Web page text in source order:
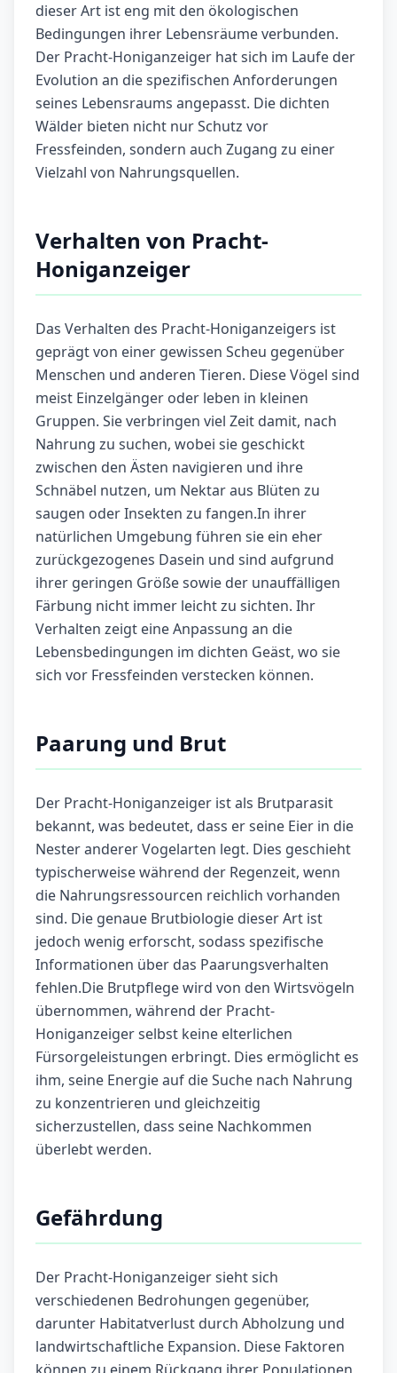
dieser Art ist eng mit den ökologischen
Bedingungen ihrer Lebensräume verbunden.
Der Pracht-Honiganzeiger hat sich im Laufe der
Evolution an die spezifischen Anforderungen
seines Lebensraums angepasst. Die dichten
Wälder bieten nicht nur Schutz vor
Fressfeinden, sondern auch Zugang zu einer
Vielzahl von Nahrungsquellen.
Verhalten von Pracht-
Honiganzeiger
Das Verhalten des Pracht-Honiganzeigers ist
geprägt von einer gewissen Scheu gegenüber
Menschen und anderen Tieren. Diese Vögel sind
meist Einzelgänger oder leben in kleinen
Gruppen. Sie verbringen viel Zeit damit, nach
Nahrung zu suchen, wobei sie geschickt
zwischen den Ästen navigieren und ihre
Schnäbel nutzen, um Nektar aus Blüten zu
saugen oder Insekten zu fangen.In ihrer
natürlichen Umgebung führen sie ein eher
zurückgezogenes Dasein und sind aufgrund
ihrer geringen Größe sowie der unauffälligen
Färbung nicht immer leicht zu sichten. Ihr
Verhalten zeigt eine Anpassung an die
Lebensbedingungen im dichten Geäst, wo sie
sich vor Fressfeinden verstecken können.
Paarung und Brut
Der Pracht-Honiganzeiger ist als Brutparasit
bekannt, was bedeutet, dass er seine Eier in die
Nester anderer Vogelarten legt. Dies geschieht
typischerweise während der Regenzeit, wenn
die Nahrungsressourcen reichlich vorhanden
sind. Die genaue Brutbiologie dieser Art ist
jedoch wenig erforscht, sodass spezifische
Informationen über das Paarungsverhalten
fehlen.Die Brutpflege wird von den Wirtsvögeln
übernommen, während der Pracht-
Honiganzeiger selbst keine elterlichen
Fürsorgeleistungen erbringt. Dies ermöglicht es
ihm, seine Energie auf die Suche nach Nahrung
zu konzentrieren und gleichzeitig
sicherzustellen, dass seine Nachkommen
überlebt werden.
Gefährdung
Der Pracht-Honiganzeiger sieht sich
verschiedenen Bedrohungen gegenüber,
darunter Habitatverlust durch Abholzung und
landwirtschaftliche Expansion. Diese Faktoren